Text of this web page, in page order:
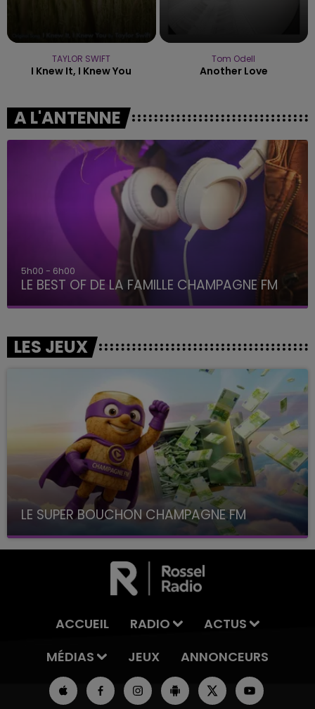
TAYLOR SWIFT
I Knew It, I Knew You
Tom Odell
Another Love
A L'ANTENNE
5h00 - 6h00
LE BEST OF DE LA FAMILLE CHAMPAGNE FM
LES JEUX
LE SUPER BOUCHON CHAMPAGNE FM
avec La Famille Champagne FM, à 8H10
ACCUEIL RADIO
ACTUS
MÉDIAS
JEUX ANNONCEURS